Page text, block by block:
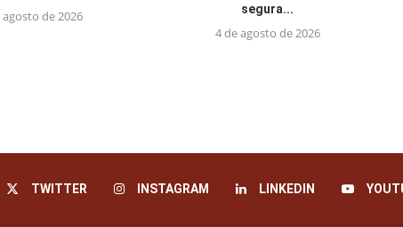
agosto de 2026
segura...
4 de agosto de 2026
TWITTER INSTAGRAM LINKEDIN